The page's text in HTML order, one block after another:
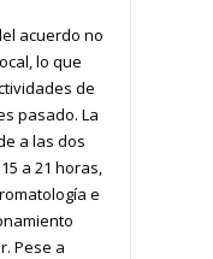
acuerdo no
lo que
de
pasado. La
a las dos
a 21 horas,
e
Pese a